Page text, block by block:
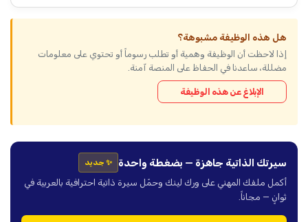
هل هذه الوظيفة مشبوهة؟
إذا لاحظت أن الوظيفة وهمية أو تطلب رسوماً أو تحتوي على معلومات
مضللة، ساعدنا في الحفاظ على المنصة آمنة.
الإبلاغ عن هذه الوظيفة
سيرتك الذاتية جاهزة — بضغطة واحدة ✨ جديد
أكمل ملفك المهني على ورك لينك وحمّل سيرة ذاتية احترافية بالعربية في
ثوانٍ — مجاناً.